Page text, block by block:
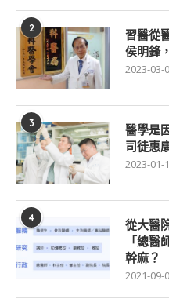
2
習醫從
侯明鋒
2023-03-
3
醫學是
司徒惠
2023-01-
4
從大醫
「總
幹麻？
2021-09-